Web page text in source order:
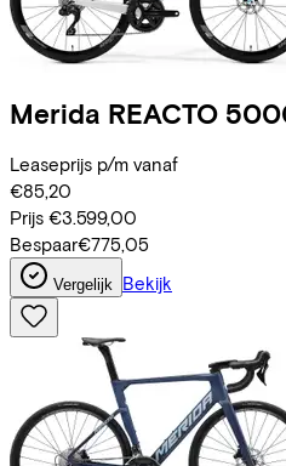
Merida REACTO
Leaseprijs p/m vanaf
€85,20
Prijs €3.599,00
Bespaar€775,05
Vergelijk Bekijk